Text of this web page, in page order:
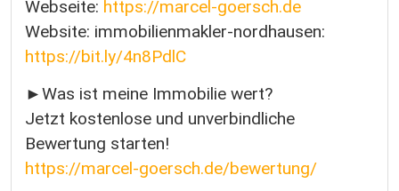
Webseite: https://marcel-goersch.de
Website: immobilienmakler-nordhausen:
https://bit.ly/4n8PdlC
►Was ist meine Immobilie wert?
Jetzt kostenlose und unverbindliche
Bewertung starten!
https://marcel-goersch.de/bewertung/